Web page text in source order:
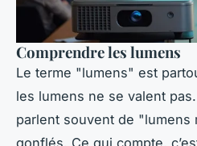
Comprendre les lumens
Le terme "lumens" est
les lumens ne se valent
parlent souvent de "lumens
gonflés. Ce qui compte,